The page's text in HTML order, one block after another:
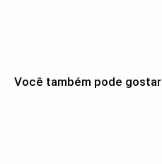
Você também pode gostar